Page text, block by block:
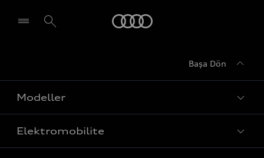
Başa Dön
Modeller
Tüm Modeller
Elektromobilite